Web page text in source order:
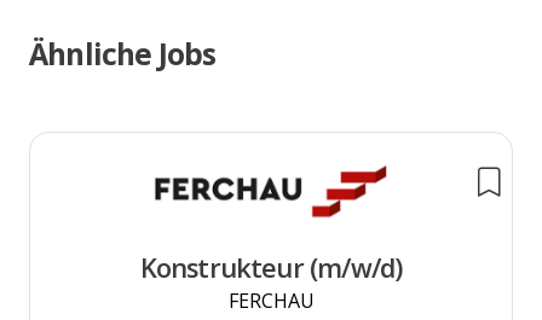
Ähnliche Jobs
Konstrukteur (m/w/d)
FERCHAU